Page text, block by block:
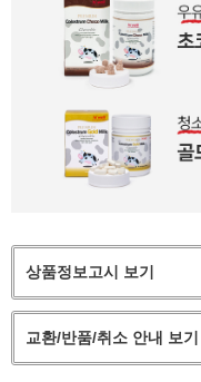
상품정보고시 보기
교환/반품/취소 안내 보기